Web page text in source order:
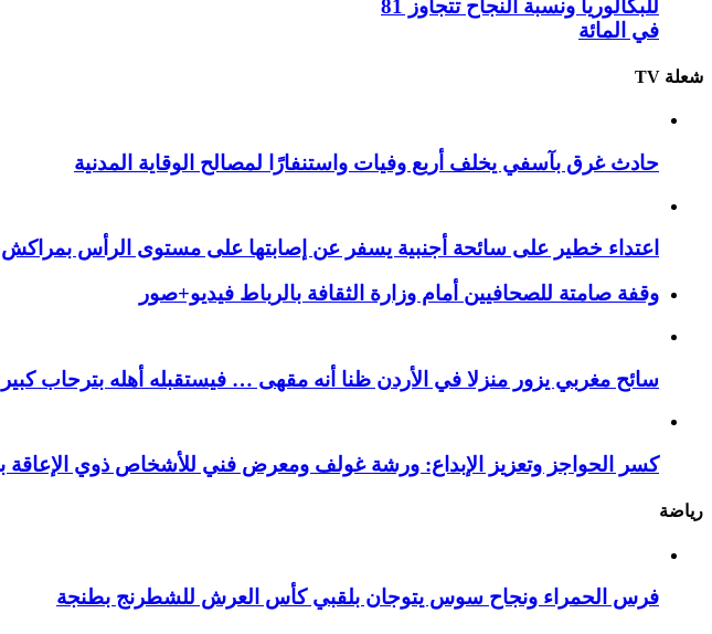
للبكالوريا ونسبة النجاح تتجاوز 81
في المائة
شعلة TV
حادث غرق بآسفي يخلف أربع وفيات واستنفارًا لمصالح الوقاية المدنية
اعتداء خطير على سائحة أجنبية يسفر عن إصابتها على مستوى الرأس
وقفة صامتة للصحافيين أمام وزارة الثقافة بالرباط فيديو+صور
سائح مغربي يزور منزلا في الأردن ظنا أنه مقهى … فيستقبله أهله بترحاب كبير
كسر الحواجز وتعزيز الإبداع: ورشة غولف ومعرض فني للأشخاص ذوي
رياضة
فرس الحمراء ونجاح سوس يتوجان بلقبي كأس العرش للشطرنج بطنجة